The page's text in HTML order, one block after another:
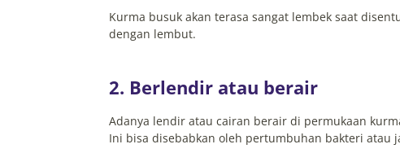
Kurma busuk akan terasa sangat lembek saat
dengan lembut.
2. Berlendir atau berair
Adanya lendir atau cairan berair di permukaan
Ini bisa disebabkan oleh pertumbuhan bakteri atau